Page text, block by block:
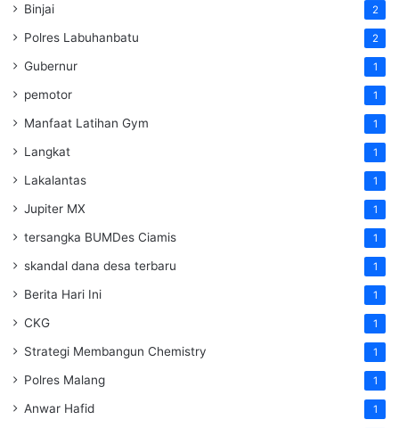
Binjai 2
Polres Labuhanbatu 2
Gubernur 1
pemotor 1
Manfaat Latihan Gym 1
Langkat 1
Lakalantas 1
Jupiter MX 1
tersangka BUMDes Ciamis 1
skandal dana desa terbaru 1
Berita Hari Ini 1
CKG 1
Strategi Membangun Chemistry 1
Polres Malang 1
Anwar Hafid 1